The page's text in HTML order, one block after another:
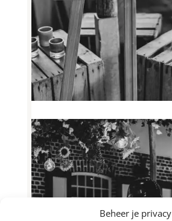
Beheer je privacy